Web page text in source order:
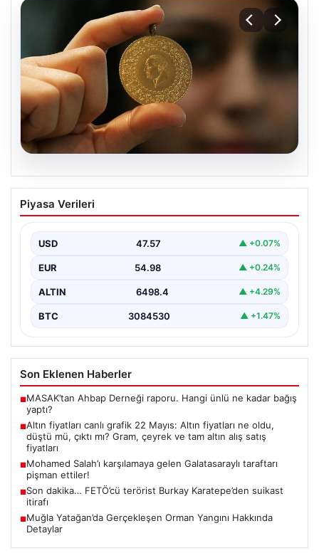
Altın fiyatları canlı grafik 22 Mayıs: Altın
fiyatları ne oldu, düştü mü, çıktı mı?
fiyatları
Altın fiyatlarında son durum merak ediliyor. Ankara
Bölge Adliye Mahkemesi’nin CHP'ye mutlak butlan
Piyasa Verileri
USD 47.57 ▲ +0.07%
EUR 54.98 ▲ +0.24%
ALTIN 6498.4 ▲ +4.29%
BTC 3084530 ▲ +1.47%
Son Eklenen Haberler
■MASAK’tan Ahbap Derneği raporu. Hangi ünlü ne kadar bağış
yaptı?
■Altın fiyatları canlı grafik 22 Mayıs: Altın fiyatları ne oldu,
düştü mü, çıktı mı? Gram, çeyrek ve tam altın alış satış
fiyatları
■Mohamed Salah’ı karşılamaya gelen Galatasaraylı taraftarı
pişman ettiler!
■Son dakika… FETÖ’cü terörist Burkay Karatepe’den suikast
itirafı
■Muğla Yatağan’da Gerçekleşen Orman Yangını Hakkında
Detaylar